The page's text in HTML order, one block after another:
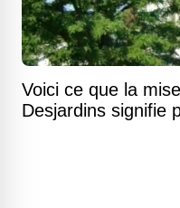
Voici ce que la
Desjardins signifie